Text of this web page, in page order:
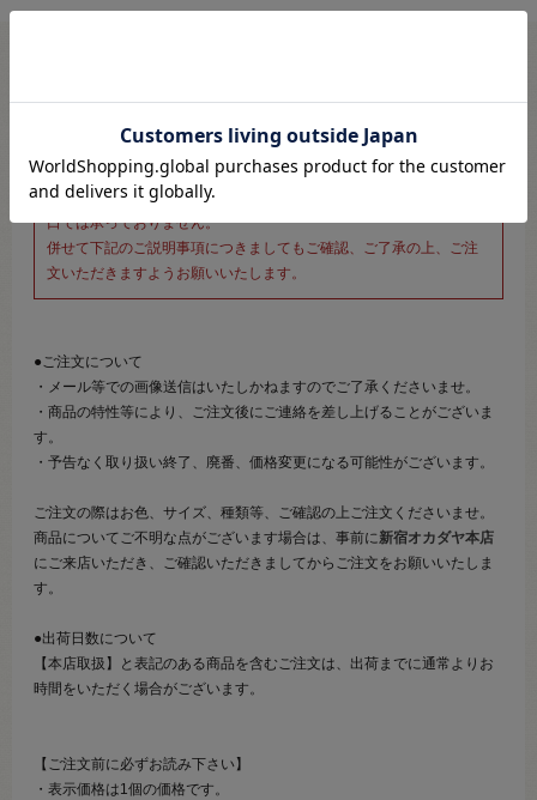
をご確認いただいた上でご注文いただけるページです。
そのため、商品画像および詳細は記載しておりません。
また、詳細につきましてのご案内、ご相談もオンラインショップ窓
口では承っておりません。
併せて下記のご説明事項につきましてもご確認、ご了承の上、ご注
文いただきますようお願いいたします。
●ご注文について
・メール等での画像送信はいたしかねますのでご了承くださいませ。
・商品の特性等により、ご注文後にご連絡を差し上げることがございま
す。
・予告なく取り扱い終了、廃番、価格変更になる可能性がございます。
ご注文の際はお色、サイズ、種類等、ご確認の上ご注文くださいませ。
商品についてご不明な点がございます場合は、事前に新宿オカダヤ本店
にご来店いただき、ご確認いただきましてからご注文をお願いいたしま
す。
●出荷日数について
【本店取扱】と表記のある商品を含むご注文は、出荷までに通常よりお
時間をいただく場合がございます。
【ご注文前に必ずお読み下さい】
・表示価格は1個の価格です。